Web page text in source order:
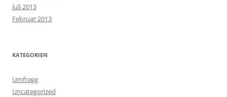
Juli 2013
Februar 2013
KATEGORIEN
Umfrage
Uncategorized